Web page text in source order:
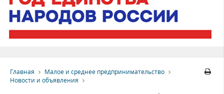
Главная
Малое и среднее предпринимательство
Новости и объявления